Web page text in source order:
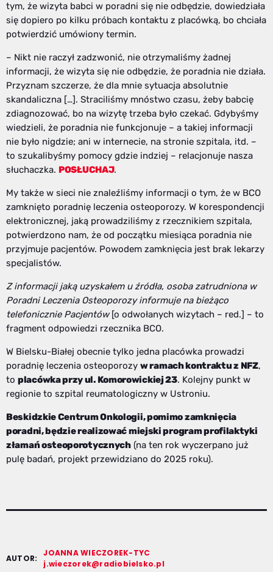
tym, że wizyta babci w poradni się nie odbędzie, dowiedziała
się dopiero po kilku próbach kontaktu z placówką, bo chciała
potwierdzić umówiony termin.
– Nikt nie raczył zadzwonić, nie otrzymaliśmy żadnej
informacji, że wizyta się nie odbędzie, że poradnia nie działa.
Przyznam szczerze, że dla mnie sytuacja absolutnie
skandaliczna […]. Straciliśmy mnóstwo czasu, żeby babcię
zdiagnozować, bo na wizytę trzeba było czekać. Gdybyśmy
wiedzieli, że poradnia nie funkcjonuje – a takiej informacji
nie było nigdzie; ani w internecie, na stronie szpitala, itd. –
to szukalibyśmy pomocy gdzie indziej – relacjonuje nasza
słuchaczka. POSŁUCHAJ.
My także w sieci nie znaleźliśmy informacji o tym, że w BCO
zamknięto poradnię leczenia osteoporozy. W korespondencji
elektronicznej, jaką prowadziliśmy z rzecznikiem szpitala,
potwierdzono nam, że od początku miesiąca poradnia nie
przyjmuje pacjentów. Powodem zamknięcia jest brak lekarzy
specjalistów.
Z informacji jaką uzyskałem u źródła, osoba zatrudniona w
Poradni Leczenia Osteoporozy informuje na bieżąco
telefonicznie Pacjentów[o odwołanych wizytach – red.] – to
fragment odpowiedzi rzecznika BCO.
W Bielsku-Białej obecnie tylko jedna placówka prowadzi
poradnię leczenia osteoporozy w ramach kontraktu z NFZ,
to placówka przy ul. Komorowickiej 23. Kolejny punkt w
regionie to szpital reumatologiczny w Ustroniu.
Beskidzkie Centrum Onkologii, pomimo zamknięcia
poradni, będzie realizować miejski program profilaktyki
złamań osteoporotycznych(na ten rok wyczerpano już
pulę badań, projekt przewidziano do 2025 roku).
AUTOR:
JOANNA WIECZOREK-TYC
j.wieczorek@radiobielsko.pl